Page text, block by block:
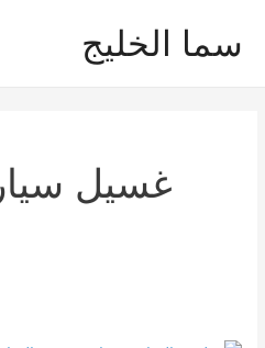
سما الخليج
غسيل